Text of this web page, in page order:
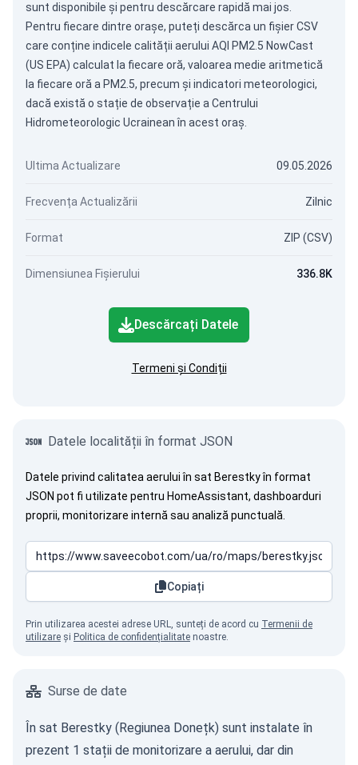
sunt disponibile și pentru descărcare rapidă mai jos.
Pentru fiecare dintre orașe, puteți descărca un fișier CSV
care conține indicele calității aerului AQI PM2.5 NowCast
(US EPA) calculat la fiecare oră, valoarea medie aritmetică
la fiecare oră a PM2.5, precum și indicatori meteorologici,
dacă există o stație de observație a Centrului
Hidrometeorologic Ucrainean în acest oraș.
Ultima Actualizare 09.05.2026
Frecvența Actualizării Zilnic
Format ZIP (CSV)
Dimensiunea Fișierului 336.8K
Descărcați Datele
Termeni și Condiții
Datele localității în format JSON
Datele privind calitatea aerului în sat Berestky în format
JSON pot fi utilizate pentru HomeAssistant, dashboarduri
proprii, monitorizare internă sau analiză punctuală.
Copiați
Prin utilizarea acestei adrese URL, sunteți de acord cu Termenii de
utilizare și Politica de confidențialitate noastre.
Surse de date
În sat Berestky (Regiunea Donețk) sunt instalate în
prezent 1 stații de monitorizare a aerului, dar din